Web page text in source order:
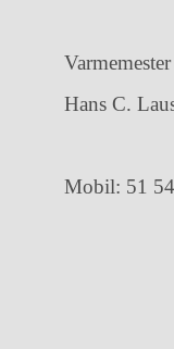
Varmemester
Hans C.
Mobil: 51